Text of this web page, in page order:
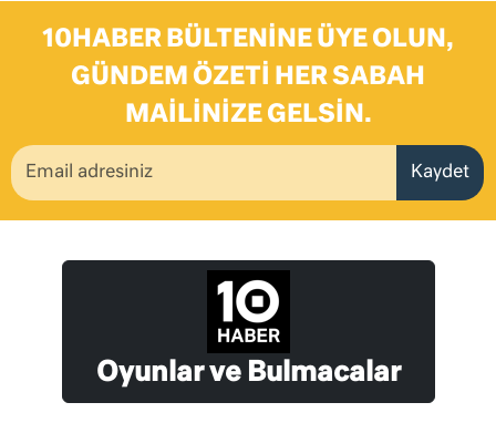
10HABER BÜLTENINE ÜYE OLUN,
GÜNDEM ÖZETI HER SABAH
MAILINIZE GELSIN.
Kaydet
Oyunlar ve Bulmacalar